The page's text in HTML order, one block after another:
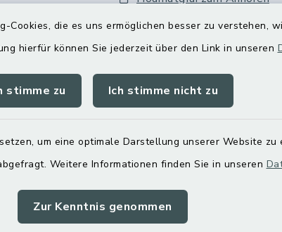
die es uns ermöglichen besser zu verstehen,
hierfür können Sie jederzeit über den Link in unseren
stimme zu Ich stimme nicht zu
um eine optimale Darstellung unserer Website
Weitere Informationen finden Sie in unseren
Zur Kenntnis genommen
Digitaler Ortsplan